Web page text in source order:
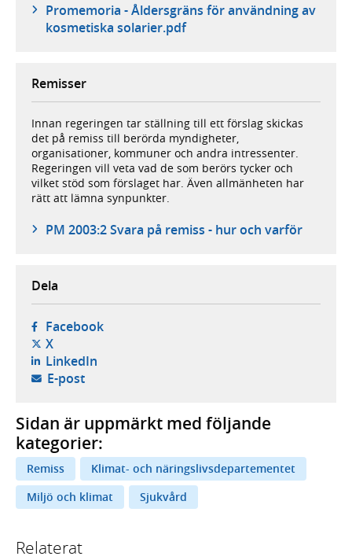
Promemoria - Åldersgräns för användning av
kosmetiska solarier.pdf
Remisser
Innan regeringen tar ställning till ett förslag skickas
det på remiss till berörda myndigheter,
organisationer, kommuner och andra intressenter.
Regeringen vill veta vad de som berörs tycker och
vilket stöd som förslaget har. Även allmänheten har
rätt att lämna synpunkter.
PM 2003:2 Svara på remiss - hur och varför
Dela
Facebook- öppnas i ny flik, extern webbplats,
X- öppnas i ny flik, extern webbplats,
LinkedIn- öppnas i ny flik, extern webbplats,
E-post- öppnar din e-postklient,
Sidan är uppmärkt med följande
kategorier:
Remiss
Klimat- och näringslivsdepartementet
Miljö och klimat
Sjukvård
Relaterat